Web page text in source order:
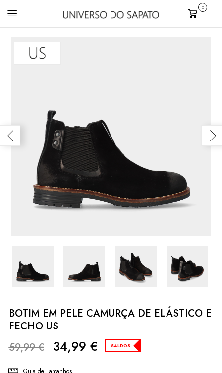
Carrinho
0
BOTIM EM PELE CAMURÇA DE ELÁSTICO E
FECHO US
59,99€ 34,99 € SALDOS
Guia de Tamanhos